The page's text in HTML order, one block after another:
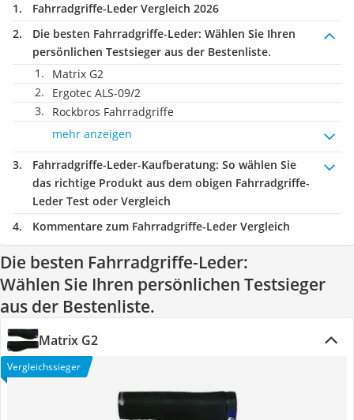
Fahrradgriffe-Leder Vergleich 2026
Die besten Fahrradgriffe-Leder: Wählen Sie Ihren
persönlichen Testsieger aus der Bestenliste.
Matrix G2
Ergotec ALS-09/2
Rockbros Fahrradgriffe
mehr anzeigen
Fahrradgriffe-Leder-Kaufberatung: So wählen Sie
das richtige Produkt aus dem obigen Fahrradgriffe-
Leder Test oder Vergleich
Kommentare zum Fahrradgriffe-Leder Vergleich
Die besten Fahrradgriffe-Leder:
Wählen Sie Ihren persönlichen Testsieger
aus der Bestenliste.
Matrix G2
Vergleichssieger